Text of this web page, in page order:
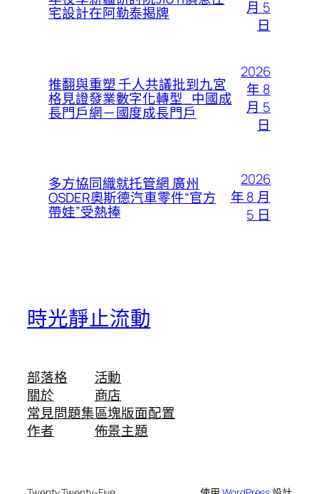
宅設計在阿勒泰揭牌
月 5
日
推翻與重塑 千人共議批到九宮
格見證發業數字化轉型_中國成
長門戶網－國度成長門戶
2026
年 8
月 5
日
多方協同織就托管網 廣州
OSDER奧斯德汽車零件“官方
帶娃”受熱捧
2026
年 8 月
5 日
時光靜止流動
部落格
關於
常見問題集
作者
活動
商店
區塊版面配置
佈景主題